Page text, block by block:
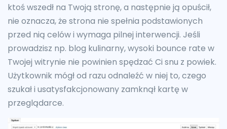
ktoś wszedł na Twoją stronę, a następnie ją opuścił,
nie oznacza, że strona nie spełnia podstawionych
przed nią celów i wymaga pilnej interwencji. Jeśli
prowadzisz np. blog kulinarny, wysoki bounce rate w
Twojej witrynie nie powinien spędzać Ci snu z powiek.
Użytkownik mógł od razu odnaleźć w niej to, czego
szukał i usatysfakcjonowany zamknął kartę w
przeglądarce.